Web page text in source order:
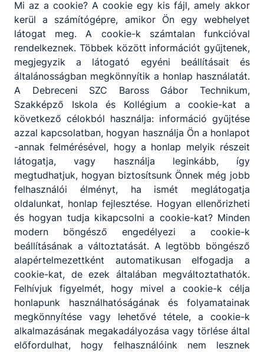
Megosztás
Partnereink
Mi az a cookie? A cookie egy kis fájl, amely akkor
kerül a számítógépre, amikor Ön egy webhelyet
látogat meg. A cookie-k számtalan funkcióval
rendelkeznek. Többek között információt gyűjtenek,
megjegyzik a látogató egyéni beállításait és
általánosságban megkönnyítik a honlap használatát.
A Debreceni SZC Baross Gábor Technikum,
Szakképző Iskola és Kollégium a cookie-kat a
következő célokból használja: információ gyűjtése
azzal kapcsolatban, hogyan használja Ön a honlapot
-annak felmérésével, hogy a honlap melyik részeit
látogatja, vagy használja leginkább, így
megtudhatjuk, hogyan biztosítsunk Önnek még jobb
felhasználói élményt, ha ismét meglátogatja
oldalunkat, honlap fejlesztése. Hogyan ellenőrizheti
és hogyan tudja kikapcsolni a cookie-kat? Minden
modern böngésző engedélyezi a cookie-k
beállításának a változtatását. A legtöbb böngésző
alapértelmezettként automatikusan elfogadja a
cookie-kat, de ezek általában megváltoztathatók.
Felhívjuk figyelmét, hogy mivel a cookie-k célja
honlapunk használhatóságának és folyamatainak
megkönnyítése vagy lehetővé tétele, a cookie-k
alkalmazásának megakadályozása vagy törlése által
előfordulhat, hogy felhasználóink nem lesznek